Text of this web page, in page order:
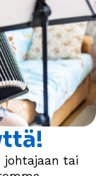
johtajaan tai